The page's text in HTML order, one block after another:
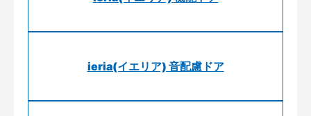
ieria(イエリア) 音配慮ドア